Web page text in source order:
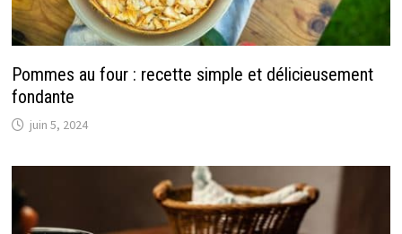
Pommes au four : recette simple et délicieusement
fondante
juin 5, 2024